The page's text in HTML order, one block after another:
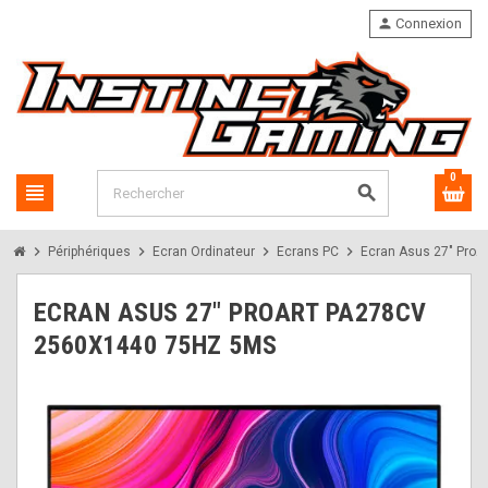
view_headline search
person Connexion
0
chevron_right Périphériques chevron_right Ecran Ordinateur chevron_right Ecrans PC chevron_right Ecran Asus 27"
ECRAN ASUS 27" PROART PA278CV
2560X1440 75HZ 5MS